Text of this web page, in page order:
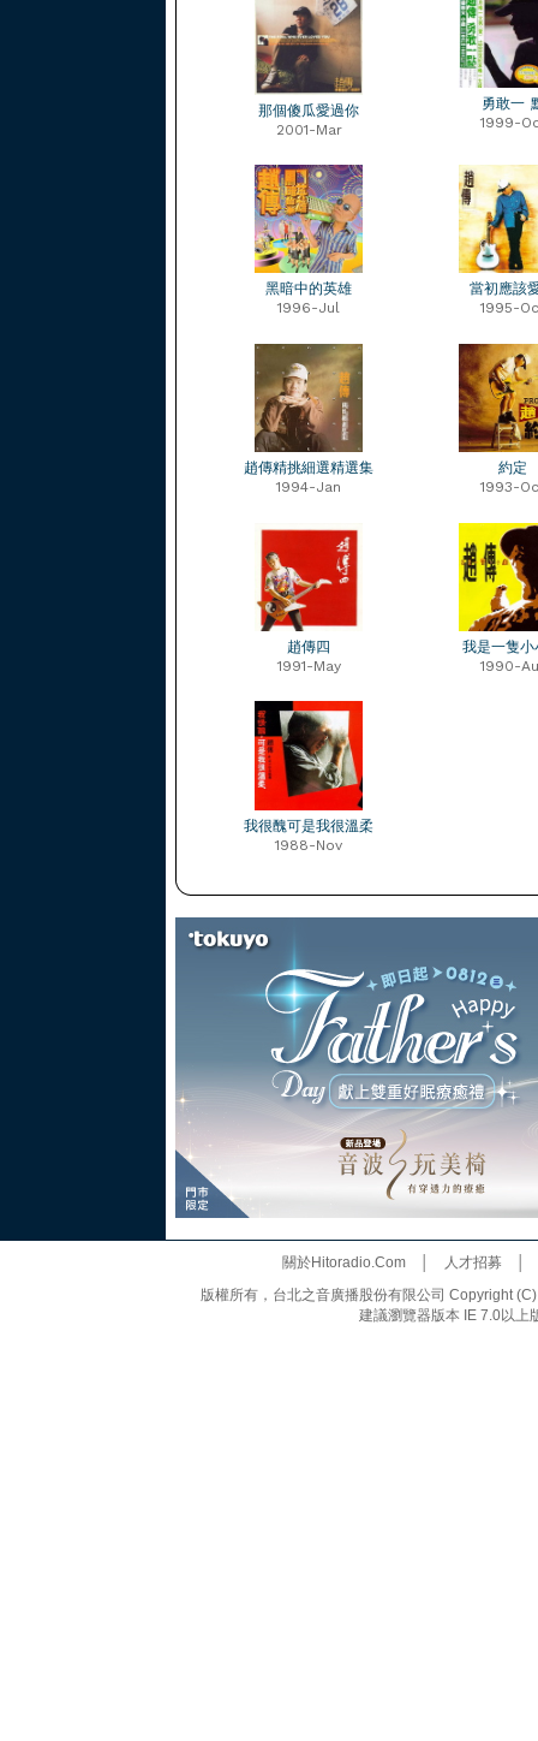
那個傻瓜愛過你
2001-Mar
勇敢一
1999-
黑暗中的英雄
1996-Jul
當初應該
1995-
趙傳精挑細選精選集
1994-Jan
約定
1993-
趙傳四
1991-May
我是一隻小
1990-
我很醜可是我很溫柔
1988-Nov
關於Hitoradio.Com│ 人才招募
版權所有，台北之音廣播股份有限公司 Copyright
建議瀏覽器版本 IE 7.0以上